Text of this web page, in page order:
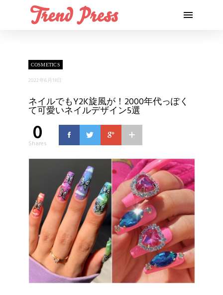
COSMETICS
2022年6月18日
ネイルでもY2K旋風が！2000年代っぽく
て可愛いネイルデザイン5選
0
Shares